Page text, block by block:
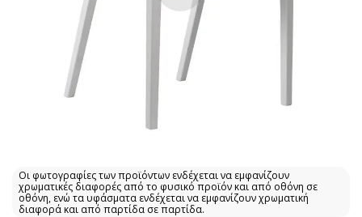
Οι φωτογραφίες των προϊόντων ενδέχεται να εμφανίζουν
χρωματικές διαφορές από το φυσικό προϊόν και από οθόνη σε
οθόνη, ενώ τα υφάσματα ενδέχεται να εμφανίζουν χρωματική
διαφορά και από παρτίδα σε παρτίδα.